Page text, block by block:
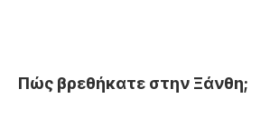
Πώς βρεθήκατε στην Ξάνθη;